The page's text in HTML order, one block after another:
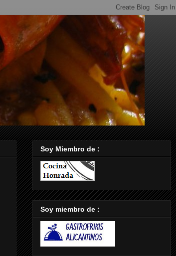
Soy Miembro de :
Soy miembro de :